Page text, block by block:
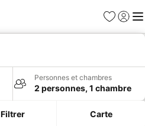
Favoris
Se
Personnes et chambres
2 personnes, 1 chambre
Filtrer Carte